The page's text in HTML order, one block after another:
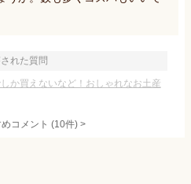
れた質問
か買えないなど！おしゃれなお土産
コメント (10件) >